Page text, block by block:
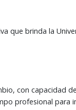
que brinda la
con capacidad
profesional para